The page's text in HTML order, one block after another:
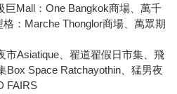
巨Mall：One Bangkok商場、萬千
：Marche Thonglor商場、萬眾期
市Asiatique、翟道翟假日市集、飛
Box Space Ratchayothin、猛男夜
FAIRS